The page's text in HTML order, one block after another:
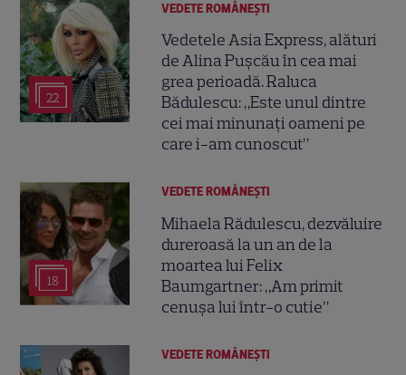
22
VEDETE ROMÂNEŞTI
Vedetele Asia Express, alături
de Alina Pușcău în cea mai
grea perioadă. Raluca
Bădulescu: „Este unul dintre
cei mai minunați oameni pe
care i-am cunoscut”
18
VEDETE ROMÂNEŞTI
Mihaela Rădulescu, dezvăluire
dureroasă la un an de la
moartea lui Felix
Baumgartner: „Am primit
cenușa lui într-o cutie”
VEDETE ROMÂNEŞTI